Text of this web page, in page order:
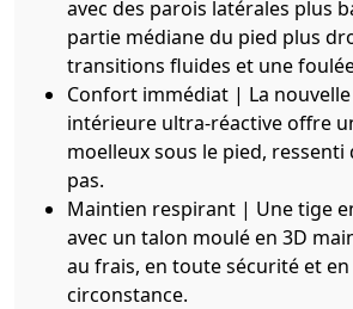
avec des parois latérales plus
partie médiane du pied plus
transitions fluides et une
Confort immédiat | La
intérieure ultra-réactive offre
moelleux sous le pied,
pas.
Maintien respirant | Une tige
avec un talon moulé en 3D
au frais, en toute sécurité et
circonstance.